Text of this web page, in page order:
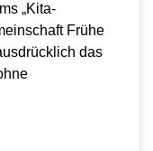
„Kita-
Frühe
das